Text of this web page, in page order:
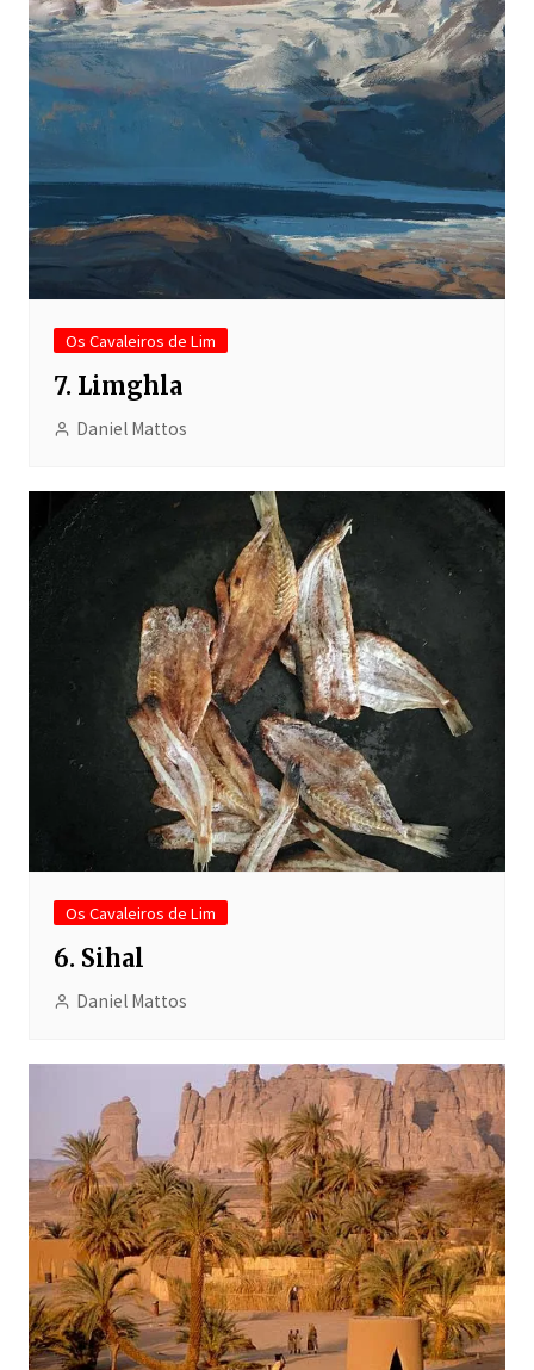
Os Cavaleiros de Lim
7. Limghla
Daniel Mattos
Os Cavaleiros de Lim
6. Sihal
Daniel Mattos